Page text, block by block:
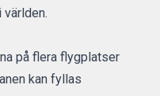
på flera flygplatser
kan fyllas